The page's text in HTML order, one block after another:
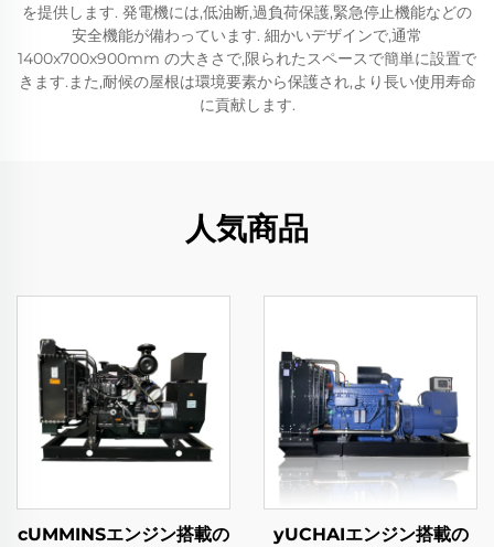
を提供します. 発電機には,低油断,過負荷保護,緊急停止機能などの
安全機能が備わっています. 細かいデザインで,通常
1400x700x900mm の大きさで,限られたスペースで簡単に設置で
きます.また,耐候の屋根は環境要素から保護され,より長い使用寿命
に貢献します.
人気商品
cUMMINSエンジン搭載の
yUCHAIエンジン搭載の